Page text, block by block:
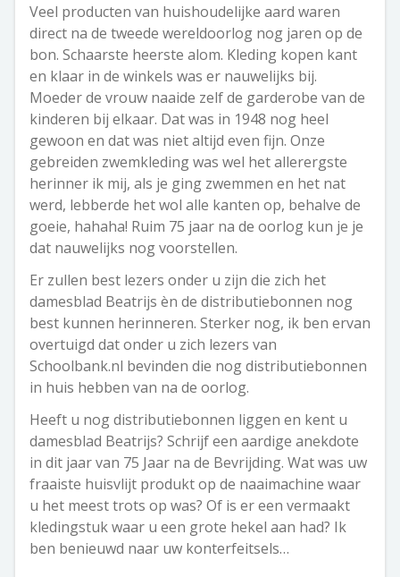
Veel producten van huishoudelijke aard waren
direct na de tweede wereldoorlog nog jaren op de
bon. Schaarste heerste alom. Kleding kopen kant
en klaar in de winkels was er nauwelijks bij.
Moeder de vrouw naaide zelf de garderobe van de
kinderen bij elkaar. Dat was in 1948 nog heel
gewoon en dat was niet altijd even fijn. Onze
gebreiden zwemkleding was wel het allerergste
herinner ik mij, als je ging zwemmen en het nat
werd, lebberde het wol alle kanten op, behalve de
goeie, hahaha! Ruim 75 jaar na de oorlog kun je je
dat nauwelijks nog voorstellen.
Er zullen best lezers onder u zijn die zich het
damesblad Beatrijs èn de distributiebonnen nog
best kunnen herinneren. Sterker nog, ik ben ervan
overtuigd dat onder u zich lezers van
Schoolbank.nl bevinden die nog distributiebonnen
in huis hebben van na de oorlog.
Heeft u nog distributiebonnen liggen en kent u
damesblad Beatrijs? Schrijf een aardige anekdote
in dit jaar van 75 Jaar na de Bevrijding. Wat was uw
fraaiste huisvlijt produkt op de naaimachine waar
u het meest trots op was? Of is er een vermaakt
kledingstuk waar u een grote hekel aan had? Ik
ben benieuwd naar uw konterfeitsels…